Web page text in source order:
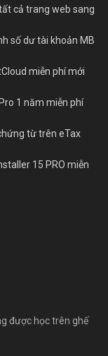
cả trang web sang
số dư tài khoản MB
miễn phí mới
1 năm miễn phí
từ trên eTax
15 PRO miễn
được học trên ghế